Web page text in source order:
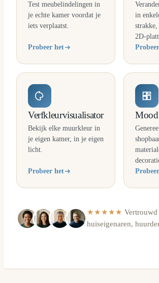
Test meubelindelingen in
je echte kamer voordat je
iets verplaatst.
Probeer het
in
strakke,
2D-
Verfkleurvisualisator
Bekijk elke muurkleur in
je eigen kamer, in je eigen
licht.
Probeer het
★★★★★
huiseigenaren,